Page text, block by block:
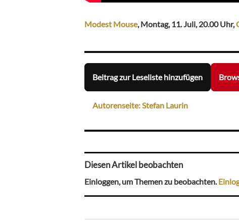
Modest Mouse, Montag, 11. Juli, 20.00 Uhr,
Beitrag zur Leseliste hinzufügen
Autorenseite: Stefan Laurin
Diesen Artikel beobachten
Einloggen, um Themen zu beobachten.